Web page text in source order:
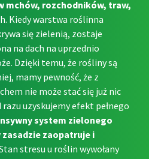
mchów, rozchodników, traw,
Kiedy warstwa roślinna
się zielenią, zostaje
na dach na uprzednio
Dzięki temu, że rośliny są
mamy pewność, że z
nie może stać się już nic
razu uzyskujemy efekt pełnego
system zielonego
zasadzie zaopatruje i
stresu u roślin wywołany